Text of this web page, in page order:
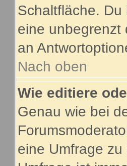
Schaltfläche.
eine unbegrenzt
an
Nach oben
Wie editiere
Genau wie bei
eine Umfrage